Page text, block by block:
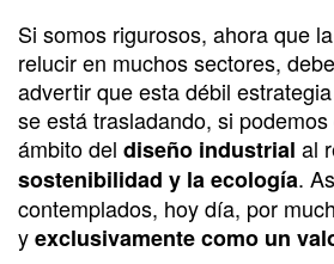
Si somos rigurosos, ahora que
relucir en muchos sectores,
advertir que esta débil
se está trasladando, si
ámbito del diseño industrial al
sostenibilidad y la ecología.
contemplados, hoy día, por
yexclusivamente como un